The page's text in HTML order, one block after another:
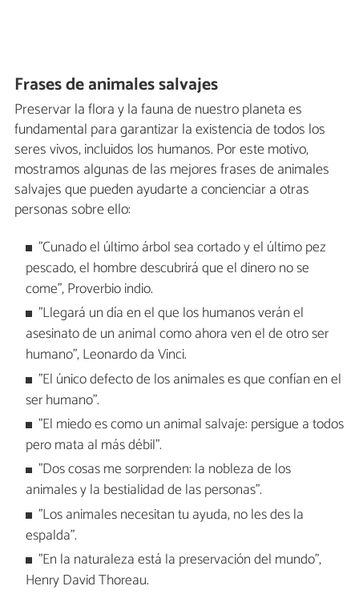
Frases de animales salvajes
Preservar la flora y la fauna de nuestro planeta es
fundamental para garantizar la existencia de todos los
seres vivos, incluidos los humanos. Por este motivo,
mostramos algunas de las mejores frases de animales
salvajes que pueden ayudarte a concienciar a otras
personas sobre ello:
"Cunado el último árbol sea cortado y el último pez
pescado, el hombre descubrirá que el dinero no se
come", Proverbio indio.
"Llegará un día en el que los humanos verán el
asesinato de un animal como ahora ven el de otro ser
humano", Leonardo da Vinci.
"El único defecto de los animales es que confían en el
ser humano".
"El miedo es como un animal salvaje: persigue a todos
pero mata al más débil".
"Dos cosas me sorprenden: la nobleza de los
animales y la bestialidad de las personas".
"Los animales necesitan tu ayuda, no les des la
espalda".
"En la naturaleza está la preservación del mundo",
Henry David Thoreau.